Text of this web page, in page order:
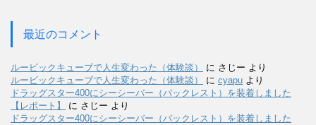
最近のコメント
ルービックキューブで人生変わった（体験談） に さじー より
ルービックキューブで人生変わった（体験談）
に cyapu より
ドラッグスター400にシーシーバー（バックレスト）を装着しました
【レポート】
に さじー より
ドラッグスター400にシーシーバー（バックレスト）を装着しました